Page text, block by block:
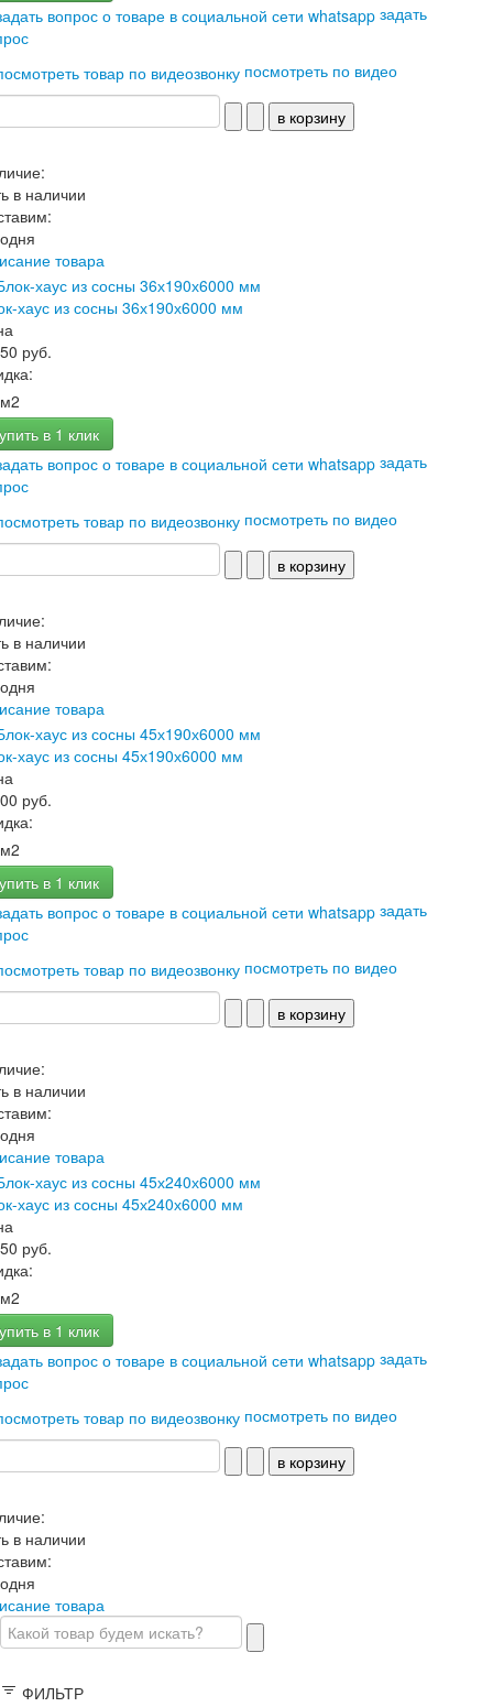
задать
посмотреть по видео
в наличии
товара
хаус из сосны 36х190х6000 мм
руб.
м2
в 1 клик
задать
посмотреть по видео
в наличии
товара
хаус из сосны 45х190х6000 мм
руб.
м2
в 1 клик
задать
посмотреть по видео
в наличии
товара
хаус из сосны 45х240х6000 мм
руб.
м2
в 1 клик
задать
посмотреть по видео
в наличии
товара
ФИЛЬТР